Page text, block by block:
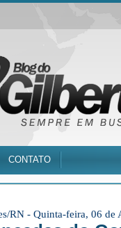
CONTATO
RN - Quinta-feira, 06 de